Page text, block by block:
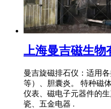
上海曼吉磁生物
曼吉旋磁排石仪：适用
等）、胆囊炎。 特种磁
仪表、磁电子元器件的
瓷、五金电器 .